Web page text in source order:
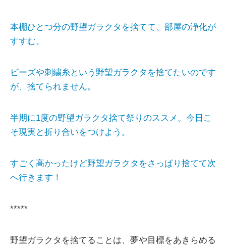
本棚ひとつ分の野望ガラクタを捨てて、部屋の浄化が
すすむ。
ビーズや刺繍糸という野望ガラクタを捨てたいのです
が、捨てられません。
半期に1度の野望ガラクタ捨て祭りのススメ。今日こ
そ現実と折り合いをつけよう。
すごく高かったけど野望ガラクタをさっぱり捨てて次
へ行きます！
*****
野望ガラクタを捨てることは、夢や目標をあきらめる